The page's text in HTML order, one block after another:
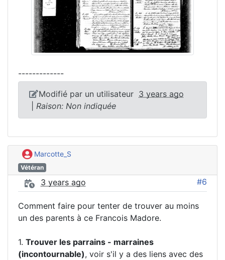
-------------
Modifié par un utilisateur 3 years ago
Raison: Non indiquée
Marcotte_S
Vétéran
3 years ago #6
Comment faire pour tenter de trouver au moins
un des parents à ce Francois Madore.
1. Trouver les parrains - marraines
(incontournable), voir s'il y a des liens avec des